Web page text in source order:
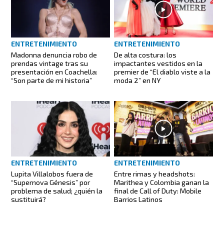
ENTRETENIMIENTO
Madonna denuncia robo de
prendas vintage tras su
presentación en Coachella:
“Son parte de mi historia”
ENTRETENIMIENTO
De alta costura: los
impactantes vestidos en la
premier de “El diablo viste a la
moda 2” en NY
ENTRETENIMIENTO
Lupita Villalobos fuera de
“Supernova Génesis” por
problema de salud; ¿quién la
sustituirá?
ENTRETENIMIENTO
Entre rimas y headshots:
Marithea y Colombia ganan la
final de Call of Duty: Mobile
Barrios Latinos